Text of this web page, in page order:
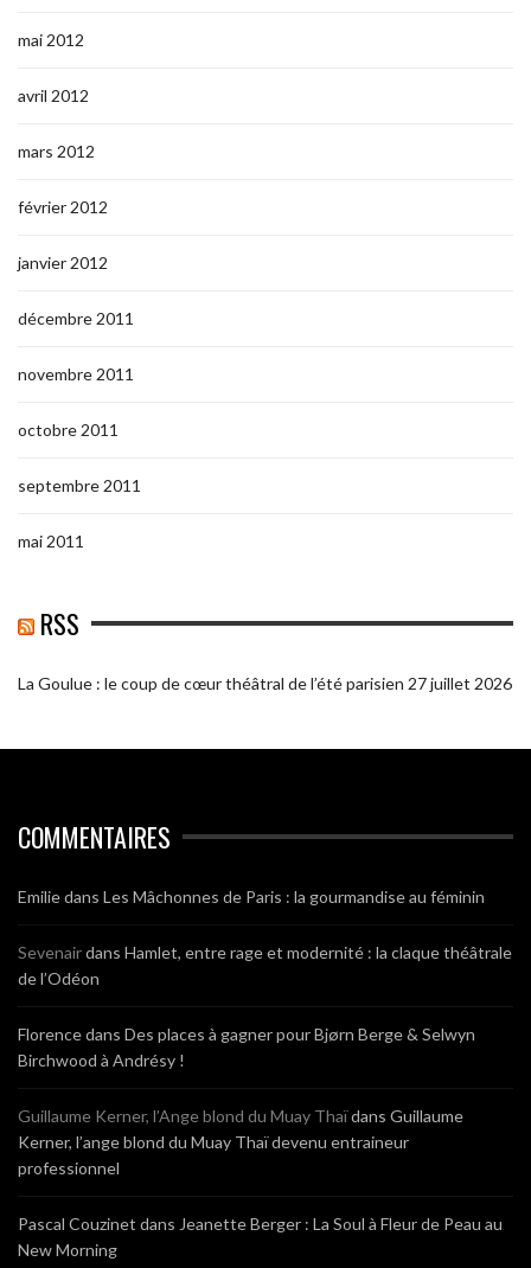
mai 2012
avril 2012
mars 2012
février 2012
janvier 2012
décembre 2011
novembre 2011
octobre 2011
septembre 2011
mai 2011
RSS
La Goulue : le coup de cœur théâtral de l’été parisien 27 juillet 2026
COMMENTAIRES
Emiliedans Les Mâchonnes de Paris : la gourmandise au féminin
Sevenairdans Hamlet, entre rage et modernité : la claque théâtrale
de l’Odéon
Florencedans Des places à gagner pour Bjørn Berge & Selwyn
Birchwood à Andrésy !
Guillaume Kerner, l’Ange blond du Muay Thaïdans Guillaume
Kerner, l’ange blond du Muay Thaï devenu entraineur
professionnel
Pascal Couzinet dans Jeanette Berger : La Soul à Fleur de Peau au
New Morning